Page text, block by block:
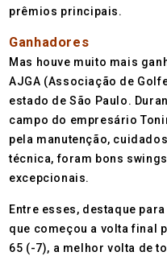
prêmios principais.
Ganhadores
Mas houve muito mais
AJGA (Associação de
estado de São Paulo.
campo do empresário
pela manutenção,
técnica, foram bons
excepcionais.
Entre esses, destaque
que começou a volta final
65 (-7), a melhor volta de